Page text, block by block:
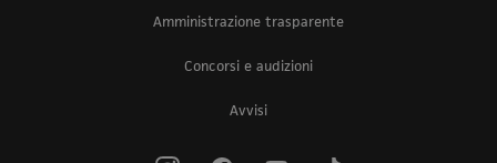
Amministrazione trasparente
Concorsi e audizioni
Avvisi